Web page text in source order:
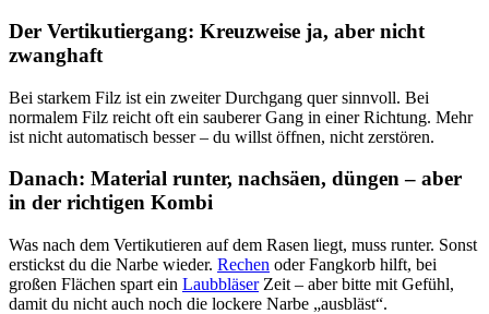
Der Vertikutiergang: Kreuzweise ja, aber nicht
zwanghaft
Bei starkem Filz ist ein zweiter Durchgang quer sinnvoll. Bei
normalem Filz reicht oft ein sauberer Gang in einer Richtung. Mehr
ist nicht automatisch besser – du willst öffnen, nicht zerstören.
Danach: Material runter, nachsäen, düngen – aber
in der richtigen Kombi
Was nach dem Vertikutieren auf dem Rasen liegt, muss runter. Sonst
erstickst du die Narbe wieder. Rechen oder Fangkorb hilft, bei
großen Flächen spart ein LaubbläserZeit – aber bitte mit Gefühl,
damit du nicht auch noch die lockere Narbe „ausbläst“.